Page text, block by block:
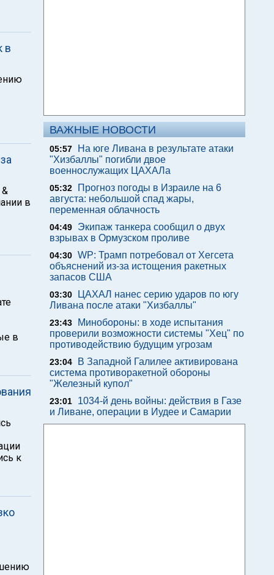
в
в
в
к
ВАЖНЫЕ НОВОСТИ
05:57
На юге Ливана в результате атаки
"Хизбаллы" погибли двое
военнослужащих ЦАХАЛа
05:32
Прогноз погоды в Израиле на 6
августа: небольшой спад жары,
переменная облачность
04:49
Экипаж танкера сообщил о двух
взрывах в Ормузском проливе
04:30 WP: Трамп потребовал от Хегсета
объяснений из-за истощения ракетных
запасов США
03:30
ЦАХАЛ нанес серию ударов по югу
Ливана после атаки "Хизбаллы"
23:43
Минобороны: в ходе испытания
проверили возможности системы "Хец" по
противодействию будущим угрозам
23:04
В Западной Галилее активирована
система противоракетной обороны
"Железный купол"
23:01
1034-й день войны: действия в Газе
и Ливане, операции в Иудее и Самарии